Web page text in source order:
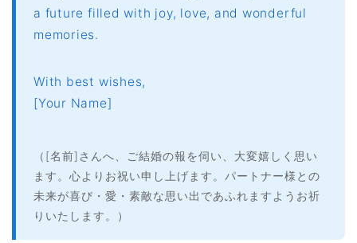
a future filled with joy, love, and wonderful
memories.
With best wishes,
[Your Name]
（[名前]さんへ、ご結婚の報を伺い、大変嬉しく思い
ます。心よりお祝い申し上げます。パートナー様との
未来が喜び・愛・素敵な思い出であふれますようお祈
りいたします。）